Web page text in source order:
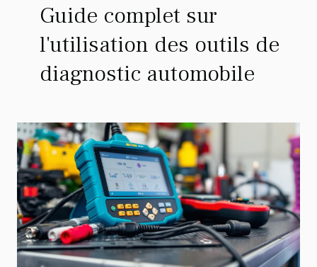
Guide complet sur
l'utilisation des outils de
diagnostic automobile